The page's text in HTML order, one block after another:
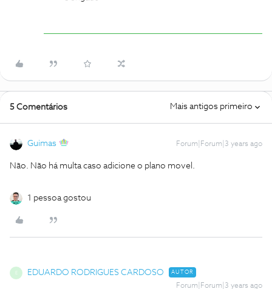
5 Comentários Mais antigos primeiro
Guimas Forum|Forum|3 years ago
Não. Não há multa caso adicione o plano movel.
1 pessoa gostou
EDUARDO RODRIGUES CARDOSO AUTOR
Forum|Forum|3 years ago